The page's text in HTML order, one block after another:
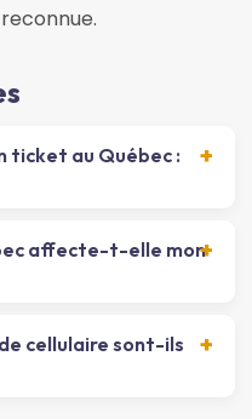
ticket au Québec :
affecte-t-elle mon
cellulaire sont-ils